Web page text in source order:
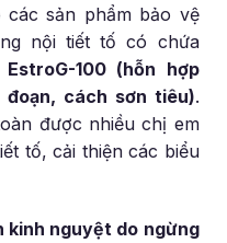
sản phẩm bảo vệ
nội tiết tố có chứa
EstroG-100 (hỗn hợp
cách sơn tiêu).
được nhiều chị em
tố, cải thiện các biểu
kinh nguyệt do ngừng